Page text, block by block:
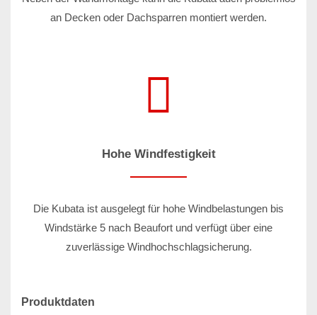
an Decken oder Dachsparren montiert werden.
Hohe Windfestigkeit
Die Kubata ist ausgelegt für hohe Windbelastungen bis
Windstärke 5 nach Beaufort und verfügt über eine
zuverlässige Windhochschlagsicherung.
Produktdaten